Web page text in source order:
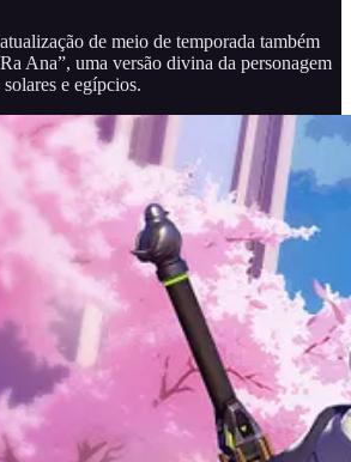
de meio de temporada também
Ana”, uma versão divina da personagem
e egípcios.